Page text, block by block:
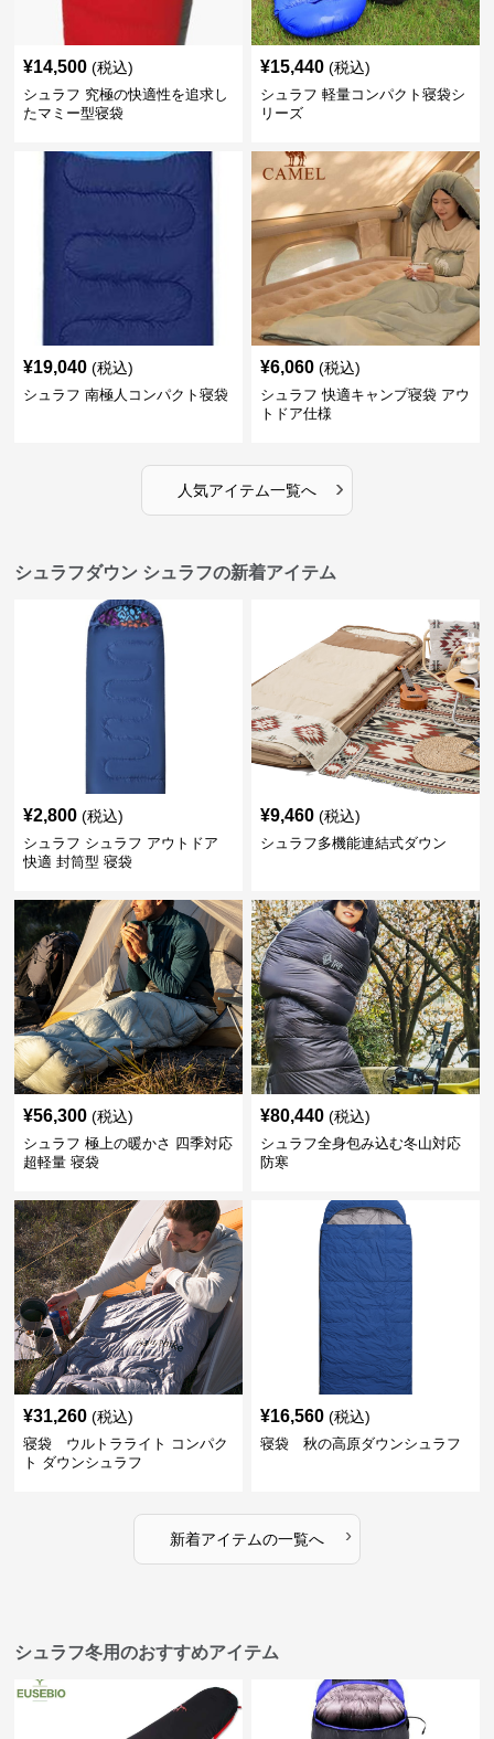
¥14,500 (税込)
シュラフ 究極の快適性を追求し
たマミー型寝袋
¥15,440 (税込)
シュラフ 軽量コンパクト寝袋シ
リーズ
¥19,040 (税込)
シュラフ 南極人コンパクト寝袋
¥6,060 (税込)
シュラフ 快適キャンプ寝袋 アウ
トドア仕様
人気アイテム一覧へ ›
シュラフダウン シュラフの新着アイテム
¥2,800 (税込)
シュラフ シュラフ アウトドア
快適 封筒型 寝袋
¥9,460 (税込)
シュラフ多機能連結式ダウン
¥56,300 (税込)
シュラフ 極上の暖かさ 四季対応
超軽量 寝袋
¥80,440 (税込)
シュラフ全身包み込む冬山対応
防寒
¥31,260 (税込)
寝袋 ウルトラライト コンパク
ト ダウンシュラフ
¥16,560 (税込)
寝袋 秋の高原ダウンシュラフ
新着アイテムの一覧へ ›
シュラフ冬用のおすすめアイテム